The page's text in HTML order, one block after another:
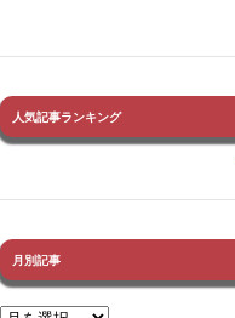
人気記事ランキング
月別記事